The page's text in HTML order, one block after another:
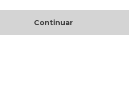
Continuar